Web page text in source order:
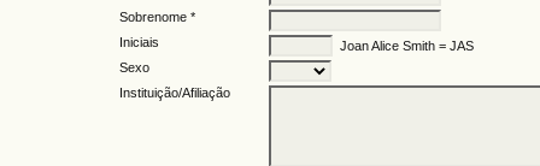
Sobrenome *
Iniciais
Joan Alice Smith = JAS
Sexo
Instituição/Afiliação